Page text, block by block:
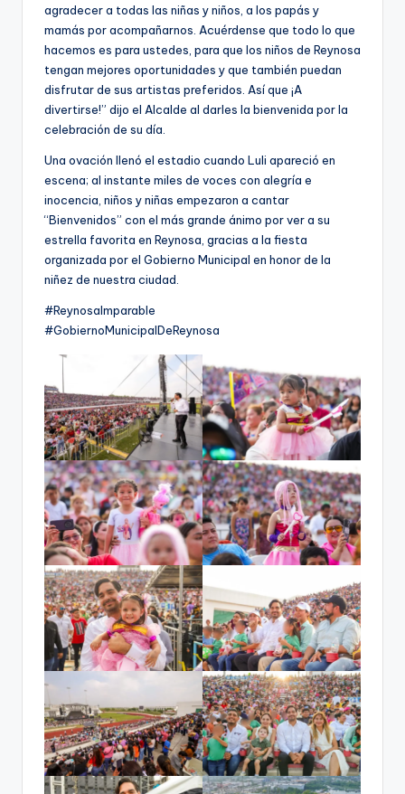
agradecer a todas las niñas y niños, a los papás y
mamás por acompañarnos. Acuérdense que todo lo que
hacemos es para ustedes, para que los niños de Reynosa
tengan mejores oportunidades y que también puedan
disfrutar de sus artistas preferidos. Así que ¡A
divertirse!” dijo el Alcalde al darles la bienvenida por la
celebración de su día.
Una ovación llenó el estadio cuando Luli apareció en
escena; al instante miles de voces con alegría e
inocencia, niños y niñas empezaron a cantar
“Bienvenidos” con el más grande ánimo por ver a su
estrella favorita en Reynosa, gracias a la fiesta
organizada por el Gobierno Municipal en honor de la
niñez de nuestra ciudad.
#ReynosaImparable
#GobiernoMunicipalDeReynosa